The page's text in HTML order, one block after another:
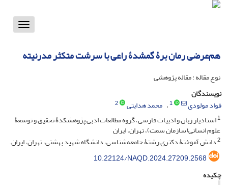
Toggle
هم‌عرضی رمان برۀ گمشدۀ راعی با سرشت متکثر مدرنیته
نوع مقاله : مقاله پژوهشی
نویسندگان
فواد مولودی
1 محمد هدایتی
2
1استادیار زبان و ادبیات فارسی، گروه مطالعات ادبی پژوهشکدۀ تحقیق و توسعۀ
علوم انسانی(سازمان سمت)، تهران، ایران
2دانش آموختۀ دکتری رشتۀ جامعه‌شناسی، دانشگاه شهید بهشتی، تهران، ایران.
10.22124/NAQD.2024.27209.2568
چکیده